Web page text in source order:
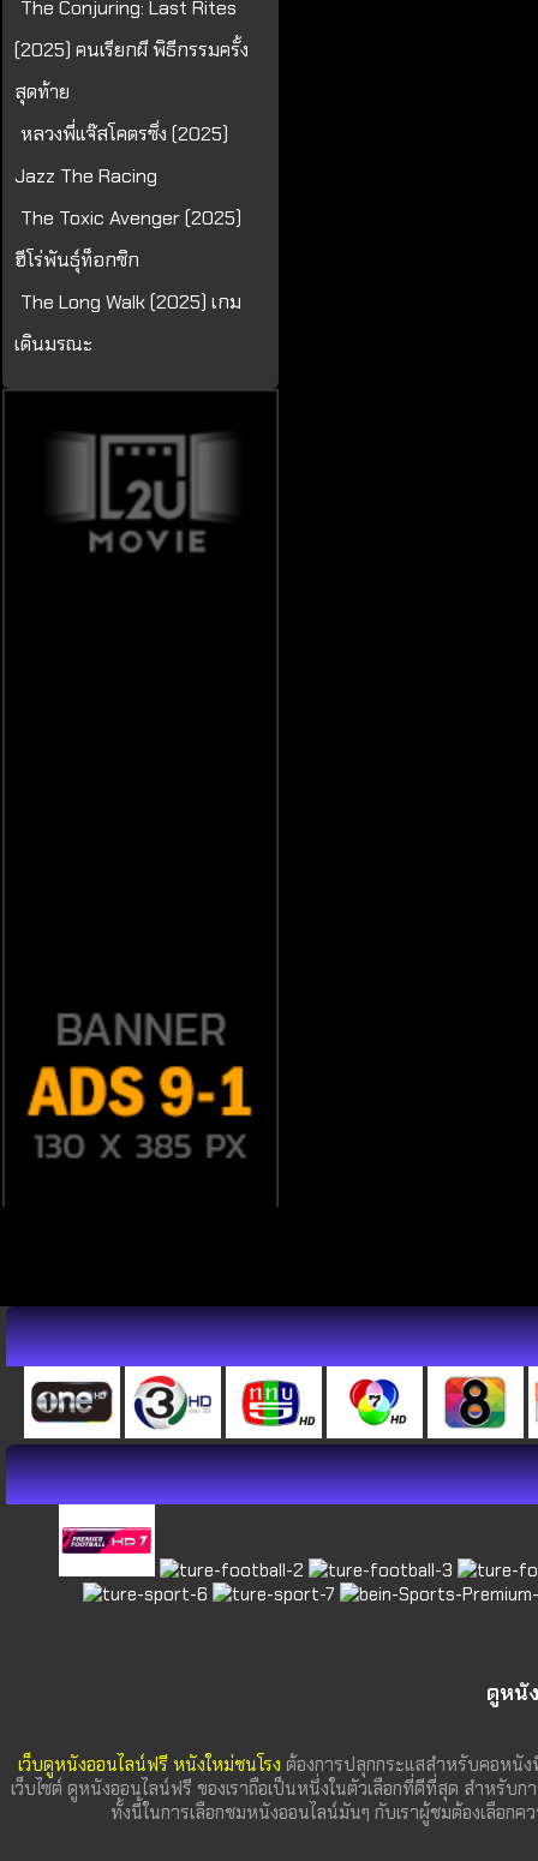
The Conjuring: Last Rites
(2025) คนเรียกผี พิธีกรรมครั้ง
สุดท้าย
หลวงพี่แจ๊สโคตรซิ่ง (2025)
Jazz The Racing
The Toxic Avenger (2025)
ฮีโร่พันธุ์ท็อกซิก
The Long Walk (2025) เกม
เดินมรณะ
ดูหนั
เว็บดูหนังออนไลน์ฟรี หนังใหม่ชนโรง ต้องการปลุกกระแสสำหรับคอหนั
เว็บไซต์ ดูหนังออนไลน์ฟรี ของเราถือเป็นหนึ่งในตัวเลือกที่ดีที่สุด สำหรับ
ทั้งนี้ในการเลือกชมหนังออนไลน์มันๆ กับเราผู้ชมต้องเลือก